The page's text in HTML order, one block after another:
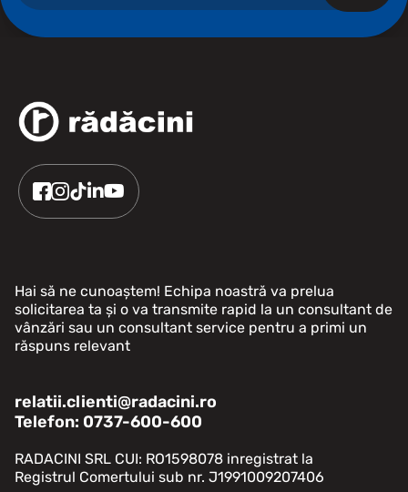
Hai să ne cunoaștem! Echipa noastră va prelua
solicitarea ta și o va transmite rapid la un consultant de
vânzări sau un consultant service pentru a primi un
răspuns relevant
relatii.clienti@radacini.ro
Telefon: 0737-600-600
RADACINI SRL CUI: RO1598078 inregistrat la
Registrul Comertului sub nr. J1991009207406